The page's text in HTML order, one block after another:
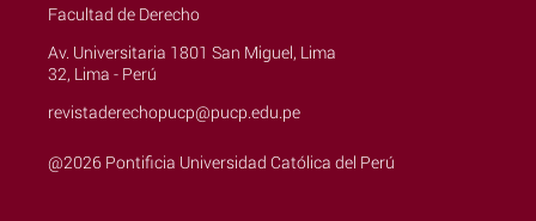
Facultad de Derecho
Av. Universitaria 1801 San Miguel, Lima
32, Lima - Perú
revistaderechopucp@pucp.edu.pe
@2026 Pontificia Universidad Católica del Perú